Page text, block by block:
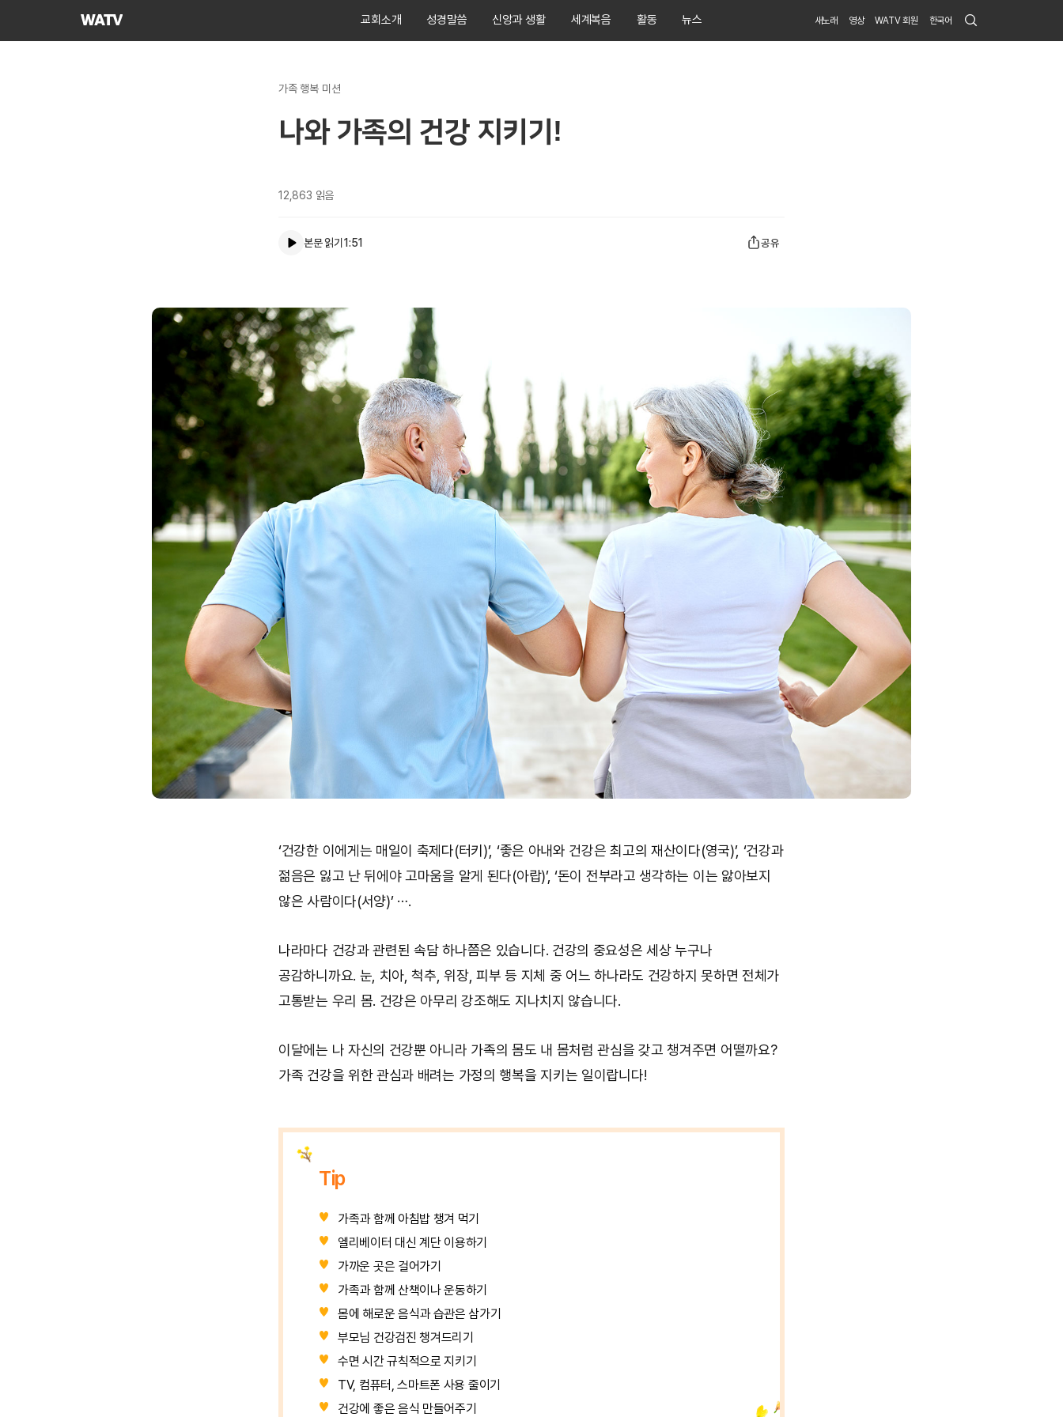
하나님의교회
교회소개 성경말씀 신앙과 생활 세계복음 활동 뉴스 새노래 영상 WATV 회원 한국어 Search
Submit
가족 행복 미션
나와 가족의 건강 지키기!
12,863 읽음
본문 읽기1:51 공유
‘건강한 이에게는 매일이 축제다(터키)’, ‘좋은 아내와 건강은 최고의 재산이다(영국)’, ‘건강과
젊음은 잃고 난 뒤에야 고마움을 알게 된다(아랍)’, ‘돈이 전부라고 생각하는 이는 앓아보지
않은 사람이다(서양)’ ⋯.
나라마다 건강과 관련된 속담 하나쯤은 있습니다. 건강의 중요성은 세상 누구나
공감하니까요. 눈, 치아, 척추, 위장, 피부 등 지체 중 어느 하나라도 건강하지 못하면 전체가
고통받는 우리 몸. 건강은 아무리 강조해도 지나치지 않습니다.
이달에는 나 자신의 건강뿐 아니라 가족의 몸도 내 몸처럼 관심을 갖고 챙겨주면 어떨까요?
가족 건강을 위한 관심과 배려는 가정의 행복을 지키는 일이랍니다!
Tip
가족과 함께 아침밥 챙겨 먹기
엘리베이터 대신 계단 이용하기
가까운 곳은 걸어가기
가족과 함께 산책이나 운동하기
몸에 해로운 음식과 습관은 삼가기
부모님 건강검진 챙겨드리기
수면 시간 규칙적으로 지키기
TV, 컴퓨터, 스마트폰 사용 줄이기
건강에 좋은 음식 만들어주기